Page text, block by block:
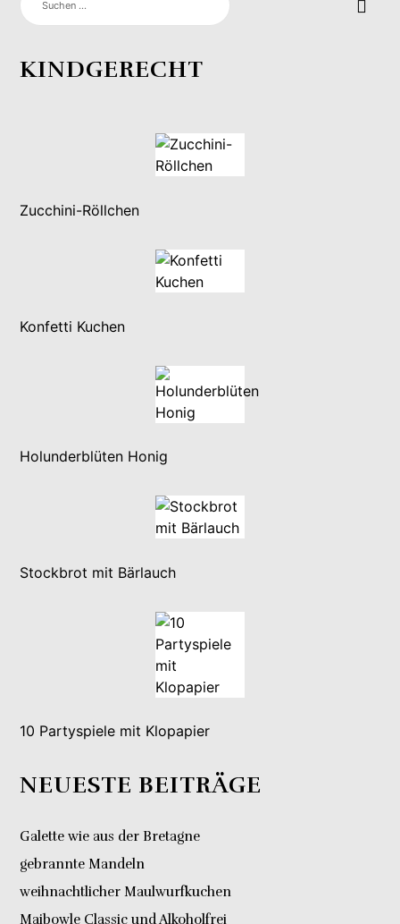
NACH:
KINDGERECHT
Zucchini-Röllchen
Konfetti Kuchen
Holunderblüten Honig
Stockbrot mit Bärlauch
10 Partyspiele mit Klopapier
NEUESTE BEITRÄGE
Galette wie aus der Bretagne
gebrannte Mandeln
weihnachtlicher Maulwurfkuchen
Maibowle Classic und Alkoholfrei